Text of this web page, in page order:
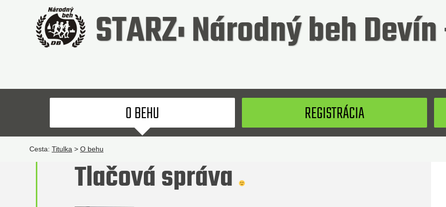
STARZ: Národný beh
O BEHU REGISTRÁCIA
Cesta: Titulka > O behu
Tlačová správa